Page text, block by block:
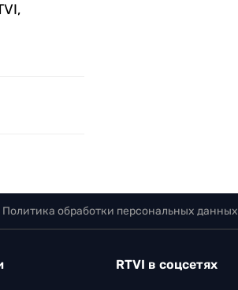
Политика обработки персональных данных
RTVI в соцсетях